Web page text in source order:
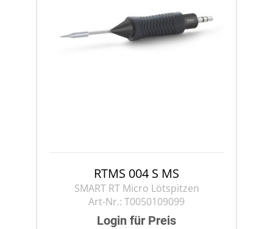
RTMS 004 S MS
SMART RT Micro Lötspitzen
Art-Nr.: T0050109099
Login für Preis